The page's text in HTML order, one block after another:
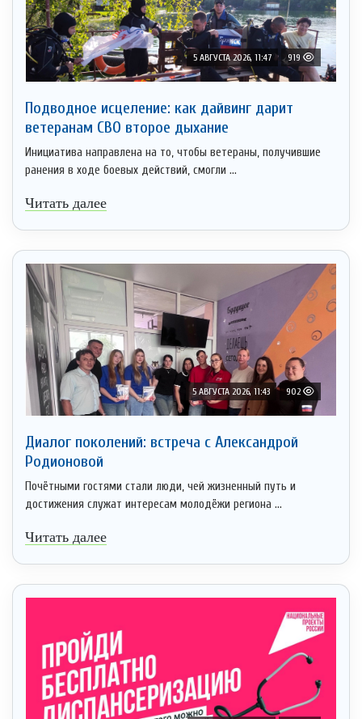
5 АВГУСТА 2026, 11:47 919
Подводное исцеление: как дайвинг дарит
ветеранам СВО второе дыхание
Инициатива направлена на то, чтобы ветераны, получившие
ранения в ходе боевых действий, смогли ...
Читать далее
5 АВГУСТА 2026, 11:43 902
Диалог поколений: встреча с Александрой
Родионовой
Почётными гостями стали люди, чей жизненный путь и
достижения служат интересам молодёжи региона ...
Читать далее